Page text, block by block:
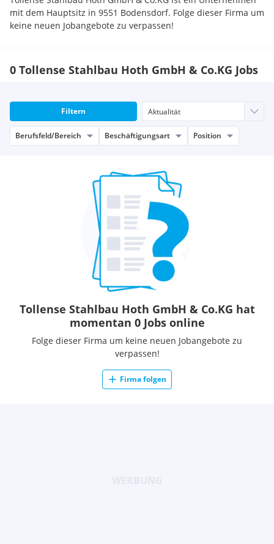
mit dem Hauptsitz in 9551 Bodensdorf. Folge dieser Firma um
keine neuen Jobangebote zu verpassen!
0 Tollense Stahlbau Hoth GmbH & Co.KG Jobs
Filtern
Berufsfeld/Bereich Beschäftigungsart Position
Tollense Stahlbau Hoth GmbH & Co.KG hat
momentan 0 Jobs online
Folge dieser Firma um keine neuen Jobangebote zu
verpassen!
Firma folgen